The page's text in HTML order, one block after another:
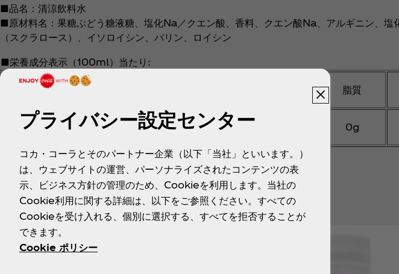
■品名：清涼飲料水
■原材料名：果糖ぶどう糖液糖、塩化Na／クエン酸、香料、クエン酸Na、アルギニン、
（スクラロース）、イソロイシン、バリン、ロイシン
■栄養成分表示（100ml）当たり:
エネルギー 脂質
18kcal 0g 0g
■パッケージ／メーカー希望小売価格（消費税別）：500ml PET／140円
■発売日
：2019年5月13日（月）
■販売地域：全国
■URL
：https://www.aquarius-sports.jp/
■Twitter ：https://twitter.com/AQUARIUS_SPORTS
プライバシー設定センター
コカ・コーラとそのパートナー企業（以下「当社」といいます。）
は、ウェブサイトの運営、パーソナライズされたコンテンツの表
示、ビジネス方針の管理のため、Cookieを利用します。当社の
Cookie利用に関する詳細は、以下をご参照ください。すべての
Cookieを受け入れる、個別に選択する、すべてを拒否することが
できます。
Cookie ポリシー